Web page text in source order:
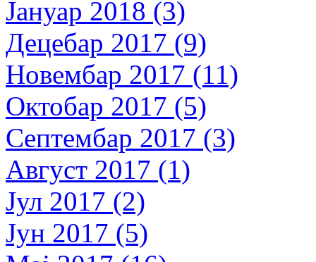
Јануар 2018 (3)
Децебар 2017 (9)
Новембар 2017 (11)
Октобар 2017 (5)
Септембар 2017 (3)
Август 2017 (1)
Јул 2017 (2)
Јун 2017 (5)